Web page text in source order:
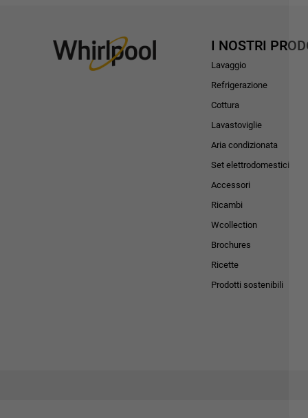
I NOSTRI
Lavaggio
Refrigerazione
Cottura
Lavastoviglie
Aria condizionata
Set elettrodomestici
Accessori
Ricambi
Wcollection
Brochures
Ricette
Prodotti sostenibili